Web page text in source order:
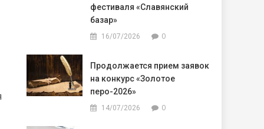
фестиваля «Славянский
базар»
16/07/2026 0
Продолжается прием заявок
на конкурс «Золотое
перо-2026»
14/07/2026 0